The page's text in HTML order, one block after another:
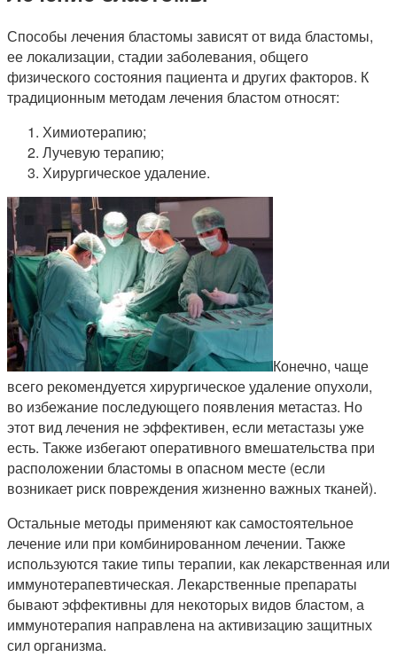
Способы лечения бластомы зависят от вида бластомы,
ее локализации, стадии заболевания, общего
физического состояния пациента и других факторов. К
традиционным методам лечения бластом относят:
Химиотерапию;
Лучевую терапию;
Хирургическое удаление.
Конечно, чаще
всего рекомендуется хирургическое удаление опухоли,
во избежание последующего появления метастаз. Но
этот вид лечения не эффективен, если метастазы уже
есть. Также избегают оперативного вмешательства при
расположении бластомы в опасном месте (если
возникает риск повреждения жизненно важных тканей).
Остальные методы применяют как самостоятельное
лечение или при комбинированном лечении. Также
используются такие типы терапии, как лекарственная или
иммунотерапевтическая. Лекарственные препараты
бывают эффективны для некоторых видов бластом, а
иммунотерапия направлена на активизацию защитных
сил организма.